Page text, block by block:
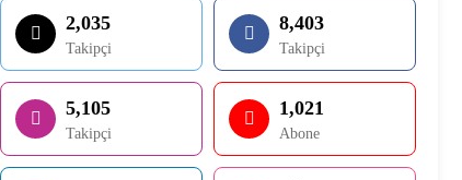
2,035
Takipçi
8,403
Takipçi
5,105
Takipçi
1,021
Abone